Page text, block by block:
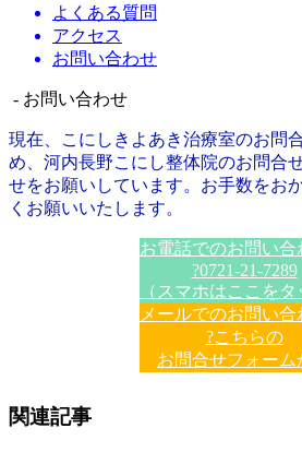
よくある質問
アクセス
お問い合わせ
- お問い合わせ
現在、こにしきよあき治療室のお問
め、河内長野こにし整体院のお問合
せをお願いしています。お手数をお
くお願いいたします。
お電話でのお問い合
?0721-21-7289
（スマホはここをタ
メールでのお問い合
?こちらの
お問合せフォーム
関連記事